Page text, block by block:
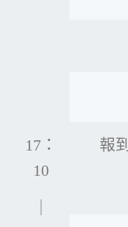
17：
10
報到